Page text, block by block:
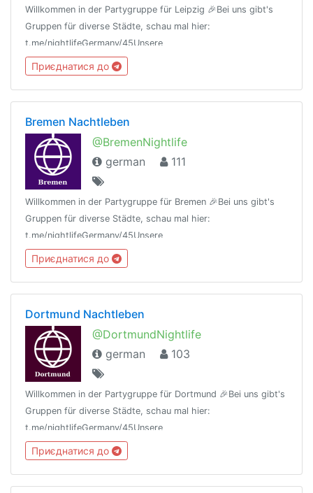
Willkommen in der Partygruppe für Leipzig 🎉Bei uns gibt's
Gruppen für diverse Städte, schau mal hier:
t.me/nightlifeGermany/45Unsere
Regeln:t.me/nightlifeGermany/44Offtopic
Gruppe:https://t.me/NightlifeGermanySandbox
Приєднатися до
Bremen Nachtleben
@BremenNightlife
german
111
Willkommen in der Partygruppe für Bremen 🎉Bei uns gibt's
Gruppen für diverse Städte, schau mal hier:
t.me/nightlifeGermany/45Unsere
Regeln:t.me/nightlifeGermany/44Offtopic
Gruppe:https://t.me/NightlifeGermanySandbox
Приєднатися до
Dortmund Nachtleben
@DortmundNightlife
german
103
Willkommen in der Partygruppe für Dortmund 🎉Bei uns gibt's
Gruppen für diverse Städte, schau mal hier:
t.me/nightlifeGermany/45Unsere
Regeln:t.me/nightlifeGermany/44Offtopic
Gruppe:https://t.me/NightlifeGermanySandbox
Приєднатися до